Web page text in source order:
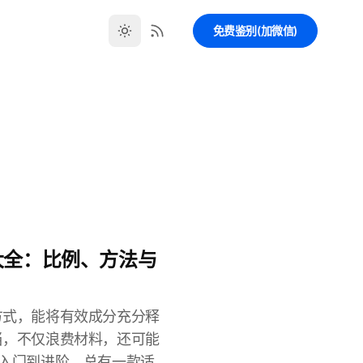
免费鉴别(加微信)
：比例、方法与
，能将有效成分充分释
不仅浪费材料，还可能